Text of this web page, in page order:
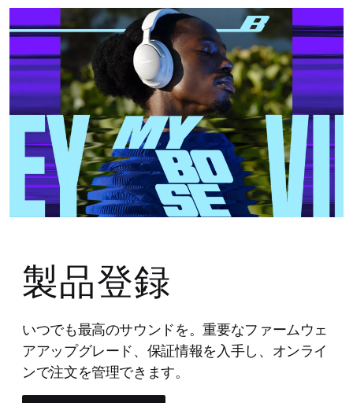
製品登録
いつでも最高のサウンドを。重要なファームウェ
アアップグレード、保証情報を入手し、オンライ
ンで注文を管理できます。